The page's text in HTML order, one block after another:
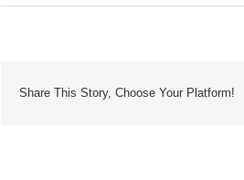
Share This Story, Choose Your Platform!